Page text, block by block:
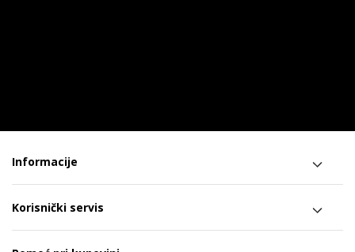
Informacije
Korisnički servis